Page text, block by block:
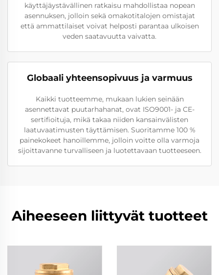
käyttäjäystävällinen ratkaisu mahdollistaa nopean
asennuksen, jolloin sekä omakotitalojen omistajat
että ammattilaiset voivat helposti parantaa ulkoisen
veden saatavuutta vaivatta.
Globaali yhteensopivuus ja varmuus
Kaikki tuotteemme, mukaan lukien seinään
asennettavat puutarhahanat, ovat ISO9001- ja CE-
sertifioituja, mikä takaa niiden kansainvälisten
laatuvaatimusten täyttämisen. Suoritamme 100 %
painekokeet hanoillemme, jolloin voitte olla varmoja
sijoittavanne turvalliseen ja luotettavaan tuotteeseen.
Aiheeseen liittyvät tuotteet